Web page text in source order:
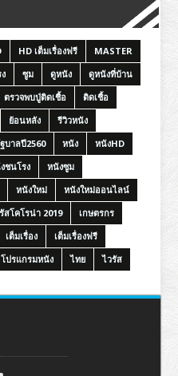
HD เต็มเรื่องฟรี
MASTER
ซูม ดูหนัง
ดูหนังที่บ้าน
ตรวจพบปู่ติดเชื้อ
ติดเชื้อ
ย้อนหลัง
รีวิวหนัง
บาลปี2560 หนัง
หนังHD
ชนโรง
หนังซูม
หนังใหม่
หนังใหม่ออนไลน์
สโคโรน่า 2019
เกษตรกร
เต็มเรื่อง
เต็มเรื่องฟรี
โปรแกรมหนัง ไทย ไวรัส